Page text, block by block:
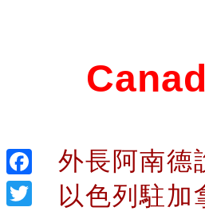
Facebook
外長阿南德
以色列駐加